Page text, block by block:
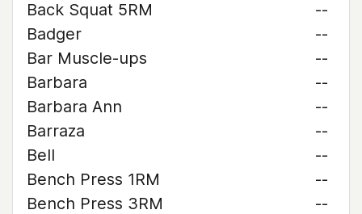
Back Squat 5RM
--
Badger
--
Bar Muscle-ups
--
Barbara
--
Barbara Ann
--
Barraza
--
Bell
--
Bench Press 1RM
--
Bench Press 3RM
--